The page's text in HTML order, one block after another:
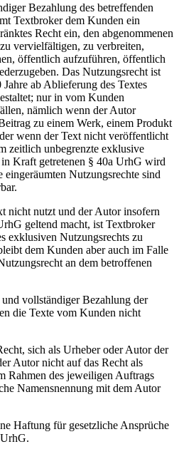
Bezahlung des betreffenden
Textbroker dem Kunden ein
Recht ein, den abgenommenen
vervielfältigen, zu verbreiten,
öffentlich aufzuführen, öffentlich
Das Nutzungsrecht ist
ab Ablieferung des Textes
nur in vom Kunden
nämlich wenn der Autor
zu einem Werk, einem Produkt
wenn der Text nicht veröffentlicht
zeitlich unbegrenzte exklusive
Kraft getretenen § 40a UrhG wird
eingeräumten Nutzungsrechte sind
nicht nutzt und der Autor insofern
geltend macht, ist Textbroker
exklusiven Nutzungsrechts zu
dem Kunden aber auch im Falle
an dem betroffenen
vollständiger Bezahlung der
die Texte vom Kunden nicht
sich als Urheber oder Autor der
Autor nicht auf das Recht als
Rahmen des jeweiligen Auftrags
Namensnennung mit dem Autor
Haftung für gesetzliche Ansprüche